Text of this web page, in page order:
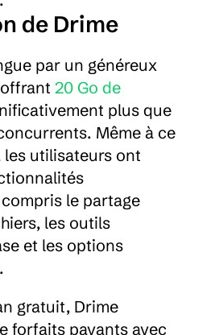
de Drime
par un généreux
20 Go de
plus que
Même à ce
utilisateurs ont
le partage
les outils
et les options
gratuit, Drime
forfaits payants avec